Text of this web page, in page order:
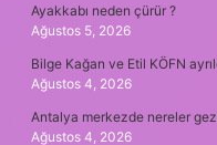
Ayakkabı neden çürür ?
Ağustos 5, 2026
Bilge Kağan ve Etil KÖFN
Ağustos 4, 2026
Antalya merkezde nereler
Ağustos 4, 2026